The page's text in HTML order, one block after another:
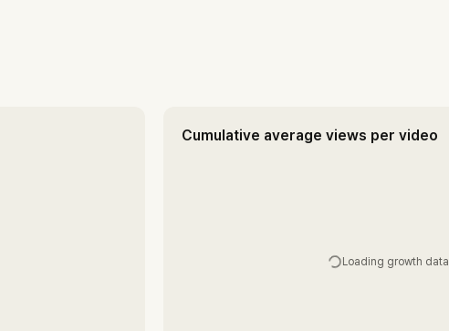
Cumulative average views per video
Loading growth data